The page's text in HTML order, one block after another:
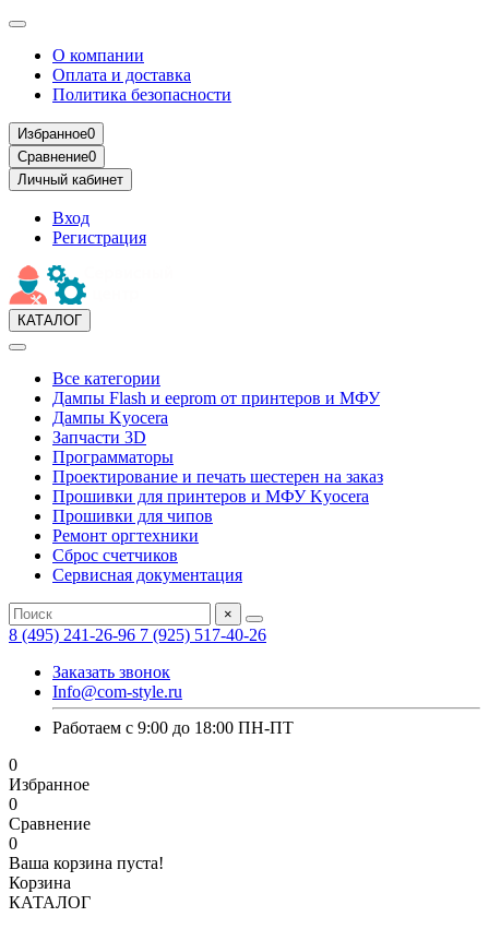
О компании
Оплата и доставка
Политика безопасности
Избранное0
Сравнение0
Личный кабинет
Вход
Регистрация
КАТАЛОГ
Все категории
Дампы Flash и eeprom от принтеров и МФУ
Дампы Kyocera
Запчасти 3D
Программаторы
Проектирование и печать шестерен на заказ
Прошивки для принтеров и МФУ Kyocera
Прошивки для чипов
Ремонт оргтехники
Сброс счетчиков
Сервисная документация
×
8 (495) 241-26-96 7 (925) 517-40-26
Заказать звонок
Info@com-style.ru
Работаем с 9:00 до 18:00 ПН-ПТ
0
Избранное
0
Сравнение
0
Ваша корзина пуста!
Корзина
КАТАЛОГ